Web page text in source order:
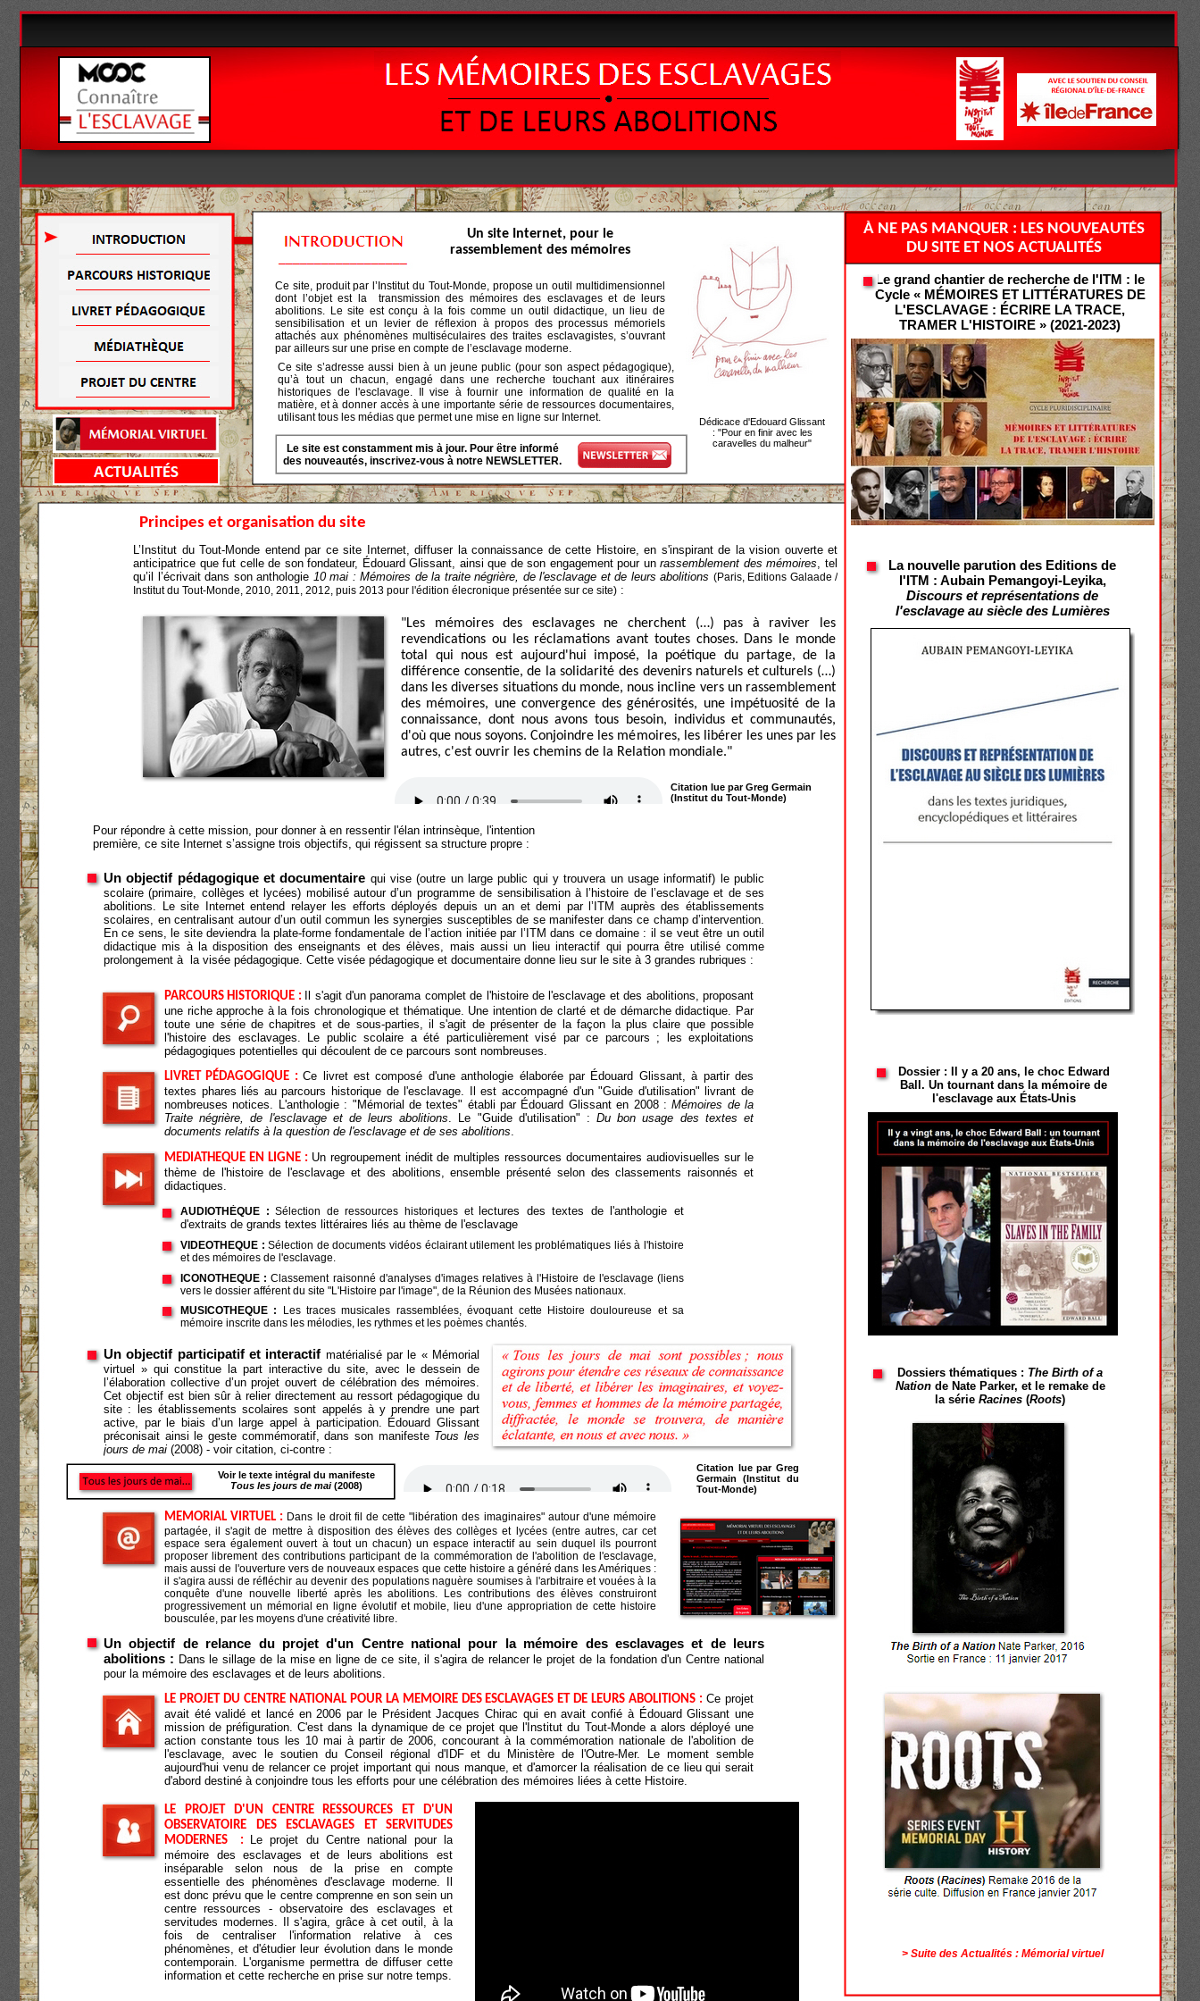
La nouvelle parution des Éditions de
l'ITM : Aubain Pemangoyi-Leyika,
Discours et représentations de
l'esclavage au siècle des Lumières
Dédicace d'Édouard Glissant
: "Pour en finir avec les
caravelles du malheur"
Le grand chantier de recherche de l'ITM : le
Cycle « MÉMOIRES ET LITTÉRATURES DE
L'ESCLAVAGE : ÉCRIRE LA TRACE,
TRAMER L'HISTOIRE » (2021-2023)
Dossier : Il y a 20 ans, le choc Edward
Ball. Un tournant dans la mémoire de
l'esclavage aux États-Unis
Dossiers thématiques : The Birth of a
Nation de Nate Parker, et le remake de
la série Racines (Roots)
> Suite des Actualités : Mémorial virtuel
À NE PAS MANQUER : LES NOUVEAUTÉS
DU SITE ET NOS ACTUALITÉS
MUSICOTHÈQUE : Les traces musicales rassemblées, évoquant cette Histoire douloureuse et sa
mémoire inscrite dans les mélodies, les rythmes et les poèmes chantés.
ICONOTHÈQUE : Classement raisonné d'analyses d'images relatives à l'Histoire de l'esclavage (liens
vers le dossier afférent du site "L'Histoire par l'image", de la Réunion des Musées nationaux.
VIDÉOTHÈQUE : Sélection de documents vidéos éclairant utilement les problématiques liés à l'histoire
et des mémoires de l'esclavage.
AUDIOTHÈQUE : Sélection de ressources historiques et lectures des textes de l'anthologie et
d'extraits de grands textes littéraires liés au thème de l'esclavage
Citation lue par Greg
Germain (Institut du
Tout-Monde)
Citation lue par Greg Germain
(Institut du Tout-Monde)
Voir le texte intégral du manifeste
Tous les jours de mai(2008)
LE PROJET D'UN CENTRE RESSOURCES ET D'UN
OBSERVATOIRE DES ESCLAVAGES ET SERVITUDES
MODERNES :
Le projet du Centre national pour la
mémoire des esclavages et de leurs abolitions est
inséparable selon nous de la prise en compte
essentielle des phénomènes d'esclavage moderne. Il
est donc prévu que le centre comprenne en son sein un
centre ressources - observatoire des esclavages et
servitudes modernes. Il s'agira, grâce à cet outil, à la
fois de centraliser l'information relative à ces
phénomènes, et d'étudier leur évolution dans le monde
contemporain. L'organisme permettra de diffuser cette
information et cette recherche en prise sur notre temps.
LE PROJET DU CENTRE NATIONAL POUR LA MÉMOIRE DES ESCLAVAGES ET DE LEURS ABOLITIONS :Ce projet
avait été validé et lancé en 2006 par le Président Jacques Chirac qui en avait confié à Édouard Glissant une
mission de préfiguration. C'est dans la dynamique de ce projet que l'Institut du Tout-Monde a alors déployé une
action constante tous les 10 mai à partir de 2006, concourant à la commémoration nationale de l'abolition de
l'esclavage, avec le soutien du Conseil régional d'IDF et du Ministère de l'Outre-Mer. Le moment semble
aujourd'hui venu de relancer ce projet important qui nous manque, et d'amorcer la réalisation de ce lieu qui serait
d'abord destiné à conjoindre tous les efforts pour une célébration des mémoires liées à cette Histoire.
Principes et organisation du site
MÉDIATHÈQUE EN LIGNE : Un regroupement inédit de multiples ressources documentaires audiovisuelles sur le
thème de l'histoire de l'esclavage et des abolitions, ensemble présenté selon des classements raisonnés et
didactiques.
MÉMORIAL VIRTUEL : Dans le droit fil de cette "libération des imaginaires" autour d'une mémoire
partagée, il s'agit de mettre à disposition des élèves des collèges et lycées (entre autres, car cet
espace sera également ouvert à tout un chacun) un espace interactif au sein duquel ils pourront
proposer librement des contributions participant de la commémoration de l'abolition de l'esclavage,
mais aussi de l'ouverture vers de nouveaux espaces que cette histoire a généré dans les Amériques :
il s'agira aussi de réfléchir au devenir des populations naguère soumises à l'arbitraire et vouées à la
conquête d'une nouvelle liberté après les abolitions. Les contributions des élèves construiront
progressivement un mémorial en ligne évolutif et mobile, lieu d'une appropriation de cette histoire
bousculée, par les moyens d'une créativité libre.
Un objectif de relance du projet d'un Centre national pour la mémoire des esclavages et de leurs
abolitions : Dans le sillage de la mise en ligne de ce site, il s'agira de relancer le projet de la fondation d'un Centre national
pour la mémoire des esclavages et de leurs abolitions.
Pour répondre à cette mission, pour donner à en ressentir l'élan intrinsèque, l'intention
première, ce site Internet s’assigne trois objectifs, qui régissent sa structure propre :
L’Institut du Tout-Monde entend par ce site Internet, diffuser la connaissance de cette Histoire, en s'inspirant de la vision ouverte et
anticipatrice que fut celle de son fondateur, Édouard Glissant, ainsi que de son engagement pour unrassemblement des mémoires, tel
qu’il l’écrivait dans son anthologie 10 mai : Mémoires de la traite négrière, de l'esclavage et de leurs abolitions (Paris, Editions Galaade /
Institut du Tout-Monde, 2010, 2011, 2012, puis 2013 pour l'édition élecronique présentée sur ce site) :
Un objectif participatif et interactif matérialisé par le « Mémorial
virtuel » qui constitue la part interactive du site, avec le dessein de
l’élaboration collective d’un projet ouvert de célébration des mémoires.
Cet objectif est bien sûr à relier directement au ressort pédagogique du
site : les établissements scolaires sont appelés à y prendre une part
active, par le biais d’un large appel à participation. Édouard Glissant
préconisait ainsi le geste commémoratif, dans son manifeste Tous les
jours de mai (2008) - voir citation, ci-contre :
LIVRET PÉDAGOGIQUE :Ce livret est composé d'une anthologie élaborée par Édouard Glissant, à partir des
textes phares liés au parcours historique de l'esclavage. Il est accompagné d'un "Guide d'utilisation" livrant de
nombreuses notices. L'anthologie : "Mémorial de textes" établi par Édouard Glissant en 2008 :Mémoires de la
Traite négrière, de l'esclavage et de leurs abolitions . Le "Guide d'utilisation" :Du bon usage des textes et
documents relatifs à la question de l'esclavage et de ses abolitions
PARCOURS HISTORIQUE :
Il s'agit d'un panorama complet de l'histoire de l'esclavage et des abolitions, proposant
une riche approche à la fois chronologique et thématique. Une intention de clarté et de démarche didactique. Par
toute une série de chapitres et de sous-parties, il s'agit de présenter de la façon la plus claire que possible
l'histoire des esclavages. Le public scolaire a été particulièrement visé par ce parcours ; les exploitations
pédagogiques potentielles qui découlent de ce parcours sont nombreuses.
Un objectif pédagogique et documentaire qui vise (outre un large public qui y trouvera un usage informatif) le public
scolaire (primaire, collèges et lycées) mobilisé autour d’un programme de sensibilisation à l’histoire de l’esclavage et de ses
abolitions. Le site Internet entend relayer les efforts déployés depuis un an et demi par l’ITM auprès des établissements
scolaires, en centralisant autour d’un outil commun les synergies susceptibles de se manifester dans ce champ d’intervention.
En ce sens, le site deviendra la plate-forme fondamentale de l’action initiée par l’ITM dans ce domaine : il se veut être un outil
didactique mis à la disposition des enseignants et des élèves, mais aussi un lieu interactif qui pourra être utilisé comme
prolongement à la visée pédagogique. Cette visée pédagogique et documentaire donne lieu sur le site à 3 grandes rubriques :
"Les mémoires des esclavages ne cherchent (…) pas à raviver les
revendications ou les réclamations avant toutes choses. Dans le monde
total qui nous est aujourd'hui imposé, la poétique du partage, de la
différence consentie, de la solidarité des devenirs naturels et culturels (…)
dans les diverses situations du monde, nous incline vers un rassemblement
des mémoires, une convergence des générosités, une impétuosité de la
connaissance, dont nous avons tous besoin, individus et communautés,
d'où que nous soyons. Conjoindre les mémoires, les libérer les unes par les
autres, c'est ouvrir les chemins de la Relation mondiale."
Le site est constamment mis à jour. Pour être informé
des nouveautés, inscrivez-vous à notre NEWSLETTER.
Ce site s’adresse aussi bien à un jeune public (pour son aspect pédagogique),
qu’à tout un chacun, engagé dans une recherche touchant aux itinéraires
historiques de l'esclavage. Il vise à fournir une information de qualité en la
matière, et à donner accès à une importante série de ressources documentaires,
utilisant tous les médias que permet une mise en ligne sur Internet.
Un site Internet, pour le
rassemblement des mémoires
Ce site, produit par l’Institut du Tout-Monde, propose un outil multidimensionnel
dont l’objet est la transmission des mémoires des esclavages et de leurs
abolitions. Le site est conçu à la fois comme un outil didactique, un lieu de
sensibilisation et un levier de réflexion à propos des processus mémoriels
attachés aux phénomènes multiséculaires des traites esclavagistes, s’ouvrant
par ailleurs sur une prise en compte de l’esclavage moderne.